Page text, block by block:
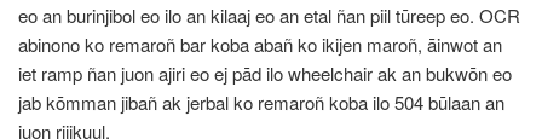
eo an burinjibol eo ilo an kilaaj eo an etal ñan piil tūreep eo. OCR
abinono ko remaroñ bar koba abañ ko ikijen maroñ, āinwot an
iet ramp ñan juon ajiri eo ej pād ilo wheelchair ak an bukwōn eo
jab kōmman jibañ ak jerbal ko remaroñ koba ilo 504 būlaan an
juon rijikuul.